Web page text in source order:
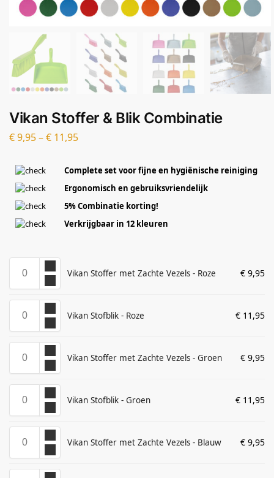
Vikan Stoffer & Blik Combinatie
€9,95–€ 11,95
Complete set voor fijne en hygiënische reiniging
Ergonomisch en gebruiksvriendelijk
5% Combinatie korting!
Verkrijgbaar in 12 kleuren
Vikan Stoffer met Zachte Vezels - Roze € 9,95
Vikan Stofblik - Roze € 11,95
Vikan Stoffer met Zachte Vezels - Groen € 9,95
Vikan Stofblik - Groen € 11,95
Vikan Stoffer met Zachte Vezels - Blauw € 9,95